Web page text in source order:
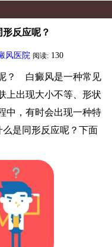
反应呢？
风医院 阅读: 130
？ 白癜风是一种常见
上出现大小不等、形状
中，有时会出现一种特
么是同形反应呢？下面